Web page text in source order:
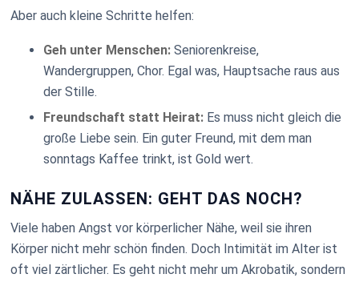
Aber auch kleine Schritte helfen:
Geh unter Menschen: Seniorenkreise,
Wandergruppen, Chor. Egal was, Hauptsache raus aus
der Stille.
Freundschaft statt Heirat: Es muss nicht gleich die
große Liebe sein. Ein guter Freund, mit dem man
sonntags Kaffee trinkt, ist Gold wert.
NÄHE ZULASSEN: GEHT DAS NOCH?
Viele haben Angst vor körperlicher Nähe, weil sie ihren
Körper nicht mehr schön finden. Doch Intimität im Alter ist
oft viel zärtlicher. Es geht nicht mehr um Akrobatik, sondern